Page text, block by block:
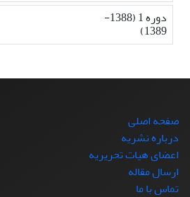
دوره 1 (1388-
1389)
صفحه اصلی
درباره نشریه
اعضای هیات تحریریه
ارسال مقاله
تماس با ما